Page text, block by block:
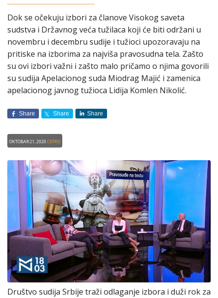
Dok se očekuju izbori za članove Visokog saveta
sudstva i Državnog veća tužilaca koji će biti održani u
novembru i decembru sudije i tužioci upozoravaju na
pritiske na izborima za najviša pravosudna tela. Zašto
su ovi izbori važni i zašto malo pričamo o njima govorili
su sudija Apelacionog suda Miodrag Majić i zamenica
apelacionog javnog tužioca Lidija Komlen Nikolić.
Share Share Share
Oktobar 21, 2020CEPRIS
Društvo sudija Srbije traži odlaganje izbora i duži rok za